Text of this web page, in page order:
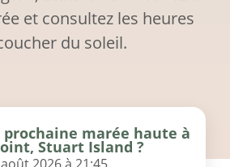
et consultez les heures
du soleil.
prochaine marée haute à
Stuart Island ?